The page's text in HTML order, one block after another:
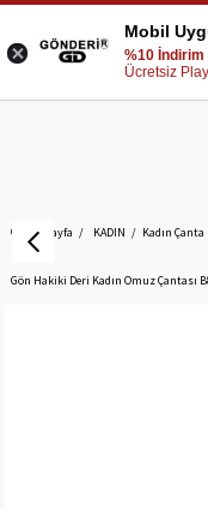
Anasayfa KADIN Kadın Çanta
Gön Hakiki Deri Kadın Omuz Çantası
Mobil
%10 İndirim
Ücretsiz